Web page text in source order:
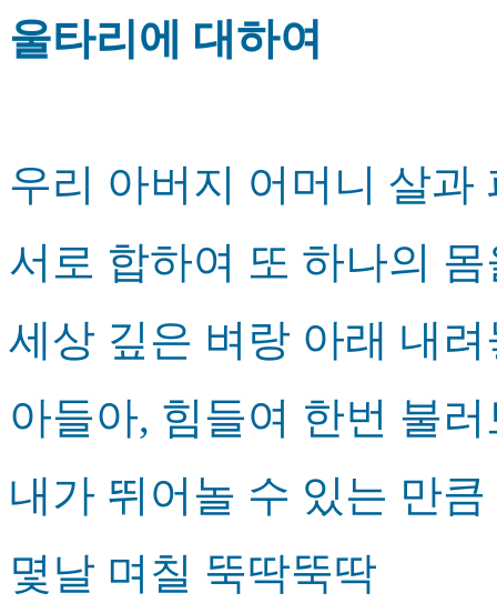
울타리에 대하여
우리 아버지 어머니 살과
서로 합하여 또 하나의
세상 깊은 벼랑 아래 내
아들아, 힘들여 한번 불
내가 뛰어놀 수 있는 만
몇날 며칠 뚝딱뚝딱